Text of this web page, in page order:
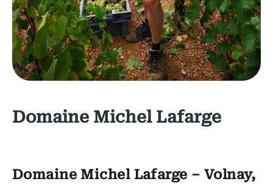
Domaine Michel Lafarge
Domaine Michel Lafarge – Volnay,